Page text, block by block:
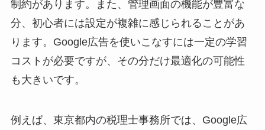
制約があります。また、管理画面の機能が豊富な
分、初心者には設定が複雑に感じられることがあ
ります。Google広告を使いこなすには一定の学習
コストが必要ですが、その分だけ最適化の可能性
も大きいです。
例えば、東京都内の税理士事務所では、Google広